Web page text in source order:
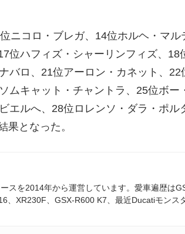
ニコロ・ブレガ、14位ホルヘ・マル
位ハフィズ・シャーリンフィズ、18
バロ、21位アーロン・カネット、22
ムキャット・チャントラ、25位ボー
エルへ、28位ロレンソ・ダラ・ポル
果となった。
スを2014年から運営しています。愛車遍歴は
、XR230F、GSX-R600 K7、最近Ducatiモンス